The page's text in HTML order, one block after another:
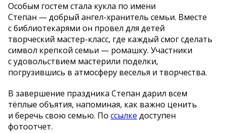
Особым гостем стала кукла по имени
Степан — добрый ангел-хранитель семьи. Вместе
с библиотекарями он провел для детей
творческий мастер-класс, где каждый смог сделать
символ крепкой семьи — ромашку. Участники
с удовольствием мастерили поделки,
погрузившись в атмосферу веселья и творчества.
В завершение праздника Степан дарил всем
тёплые объятия, напоминая, как важно ценить
и беречь свою семью. По ссылке доступен
фотоотчет.